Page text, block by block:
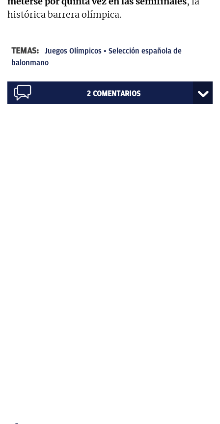
histórica barrera olímpica.
TEMAS: Juegos Olímpicos
Selección española de
balonmano
2 COMENTARIOS